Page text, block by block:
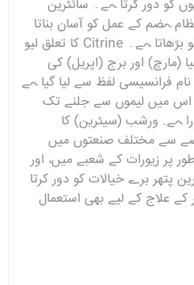
کو دور کرتا ہے۔ سائٹرین
ہضم کے عمل کو آسان بناتا
ہے اور جسم میں میٹابولزم کو بڑھاتا ہے۔ Citrine کا تعلق لیو
(مارچ) اور برج (اپریل) کی
فرانسیسی لفظ سے لیا گیا ہے
میں لیموں سے جلنے تک
ہے. ورشب (سیٹرین) کا
سے مختلف صنعتوں میں
پر زیورات کے شعبے میں، اور
پتھر برے خیالات کو دور کرتا
کے علاج کے لیے بھی استعمال